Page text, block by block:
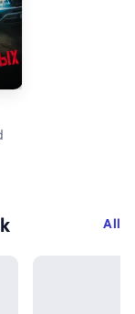
3,8 на основе 192
All